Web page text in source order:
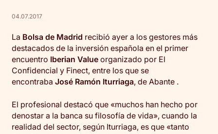
04.07.2017
La Bolsa de Madrid recibió ayer a los gestores más
destacados de la inversión española en el primer
encuentro Iberian Value organizado por El
Confidencial y Finect, entre los que se
encontraba José Ramón Iturriaga, de Abante .
El profesional destacó que «muchos han hecho por
denostar a la banca su filosofía de vida», cuando la
realidad del sector, según Iturriaga, es que «tanto